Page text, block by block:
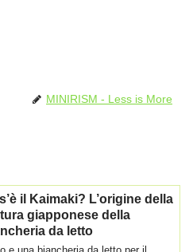
di
MINIRISM - Less is More
il Kaimaki? L’origine della
giapponese della
da letto